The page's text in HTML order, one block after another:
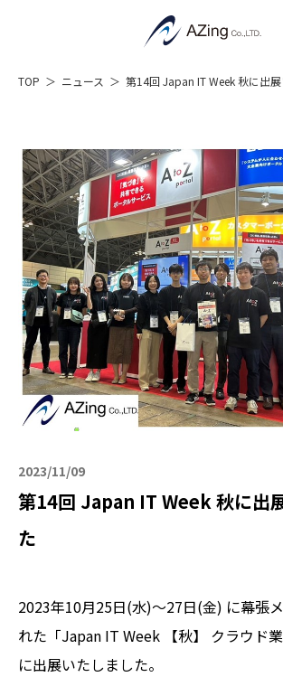
TOP ニュース 第14回 Japan IT Week 秋に出
2023/11/09
第14回 Japan IT Week 秋に出
た
2023年10月25日(水)～27日(金) に幕張
れた「Japan IT Week 【秋】 クラウド業
に出展いたしました。